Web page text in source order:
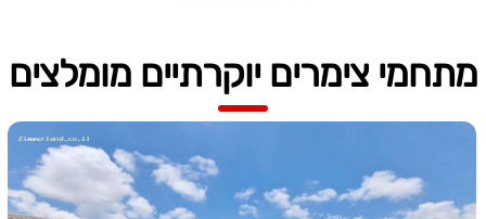
מתחמי צימרים יוקרתיים מומלצים